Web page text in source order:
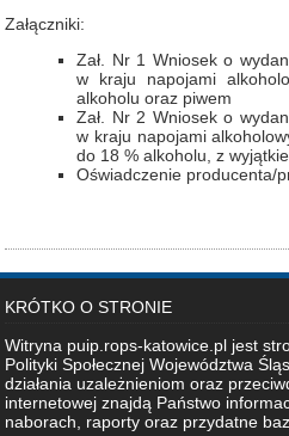
Załączniki:
Zał. Nr 1 Wniosek o
w kraju napojami
alkoholu oraz piwem
Zał. Nr 2 Wniosek o
w kraju napojami
do 18 % alkoholu, z
Oświadczenie producenta/
KRÓTKO O STRONIE
Witryna puip.rops-katowice.pl jest
Polityki Społecznej Województwa
działania uzależnieniom oraz
internetowej znajdą Państwo
naborach, raporty oraz przydatne